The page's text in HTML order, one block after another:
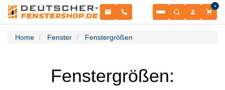
0
Fenster
Terrassentüren
Home Fenster Fenstergrößen
Fenstergrößen: